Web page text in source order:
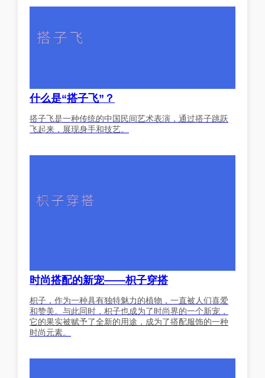
什么是“搭子飞”？
搭子飞是一种传统的中国民间艺术表演，通过搭子跳跃
飞起来，展现身手和技艺。
时尚搭配的新宠——枳子穿搭
枳子，作为一种具有独特魅力的植物，一直被人们喜爱
和赞美。与此同时，枳子也成为了时尚界的一个新宠，
它的果实被赋予了全新的用途，成为了搭配服饰的一种
时尚元素。